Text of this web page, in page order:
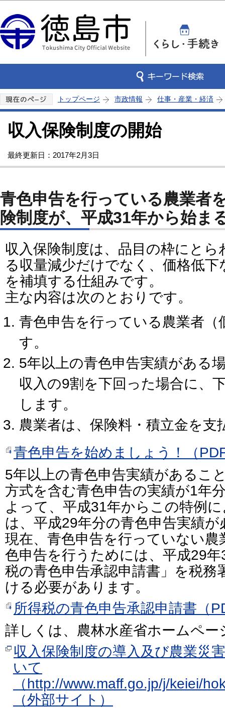
トップページ 市政情報 仕事・産業・経済
収入保険制度の開始
最終更新日：2017年2月3日
青色申告を行っている農業者
険制度が、平成31年から始ま
収入保険制度は、品目の枠にと
る収量減少だけでなく、価格低
を補填する仕組みです。
主な内容は次のとおりです。
青色申告を行っている農業者（
す。
5年以上の青色申告実績がある
収入の9割を下回った場合に、
します。
農業者は、保険料・積立金を支
青色申告を始めましょう！（
5年以上の青色申告実績があるこ
方式を含む青色申告の実績が1年
よって、平成31年からこの特例
は、平成29年分の青色申告実績が
現在、青色申告を行っていない農
色申告を行うためには、平成29
税の青色申告承認申請書」を税務
ける必要があります。
所得税の青色申告承認申請書（
詳しくは、農林水産省ホームペ
収入保険制度の導入及び農業災
いて
（http://www.maff.go.jp/j/keiei/
（外部サイト）